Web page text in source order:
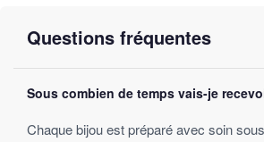
Questions fréquentes
Sous combien de temps vais-je
Chaque bijou est préparé avec soin sous